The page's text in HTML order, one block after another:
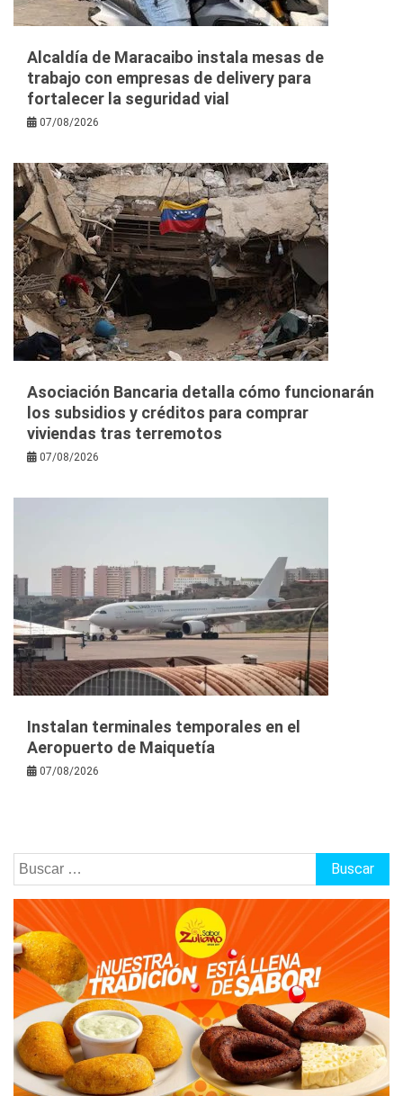
Alcaldía de Maracaibo instala mesas de
trabajo con empresas de delivery para
fortalecer la seguridad vial
07/08/2026
Asociación Bancaria detalla cómo funcionarán
los subsidios y créditos para comprar
viviendas tras terremotos
07/08/2026
Instalan terminales temporales en el
Aeropuerto de Maiquetía
07/08/2026
Buscar: